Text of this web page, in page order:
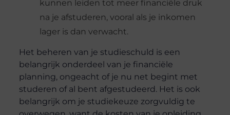
kunnen leiden tot meer financiële druk
na je afstuderen, vooral als je inkomen
lager is dan verwacht.
Het beheren van je studieschuld is een
belangrijk onderdeel van je financiële
planning, ongeacht of je nu net begint met
studeren of al bent afgestudeerd. Het is ook
belangrijk om je studiekeuze zorgvuldig te